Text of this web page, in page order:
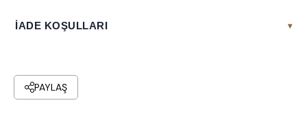
İADE KOŞULLARI ▾
PAYLAŞ